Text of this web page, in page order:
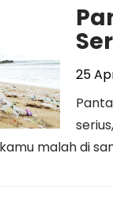
25
malah di